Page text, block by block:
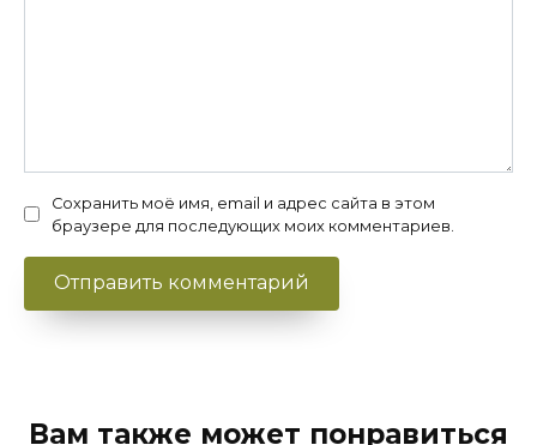
Сохранить моё имя, email и адрес сайта в этом
браузере для последующих моих комментариев.
Вам также может понравиться